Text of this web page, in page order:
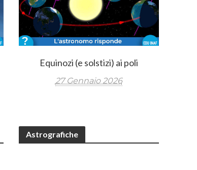
Equinozi (e solstizi) ai poli
27 Gennaio 2026
Astrografiche